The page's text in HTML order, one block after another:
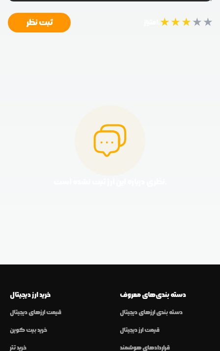
★★★★★ ثبت نظر
خرید ارز دیجیتال
قیمت ارزهای دیجیتال
خرید بیت کوین
خرید تتر
دسته بندی‌های معروف
دسته بندی ارزهای دیجیتال
قیمت ارز دیجیتال
قراردادهای هوشمند